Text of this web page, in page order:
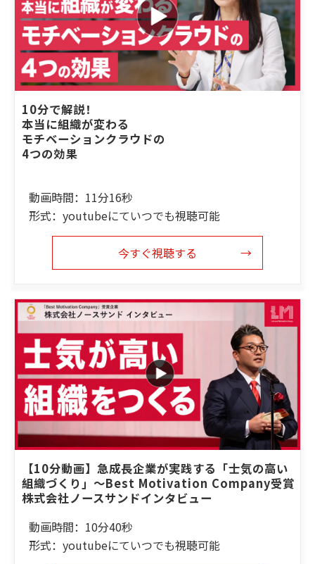
10分で解説！
本当に組織が変わる
モチベーションクラウドの
4つの効果
動画時間：11分16秒
形式：youtubeにていつでも視聴可能
今すぐ視聴する
【10分動画】急成長企業が実践する「士気の高い
組織づくり」～Best Motivation Company受賞
株式会社ノースサンドインタビュー
動画時間：10分40秒
形式：youtubeにていつでも視聴可能